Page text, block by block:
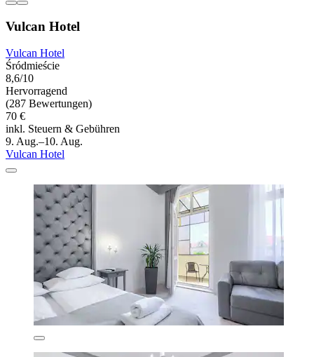
Vulcan Hotel
Vulcan Hotel
Śródmieście
8,6/10
Hervorragend
(287 Bewertungen)
70 €
inkl. Steuern & Gebühren
9. Aug.–10. Aug.
Vulcan Hotel